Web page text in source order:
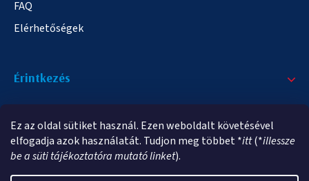
Ez az oldal sütiket használ. Ezen weboldalt követésével
elfogadja azok használatát. Tudjon meg többet *itt(*illessze
be a süti tájékoztatóra mutató linket).
FAQ
Elérhetőségek
Érintkezés
info@elampa.hu